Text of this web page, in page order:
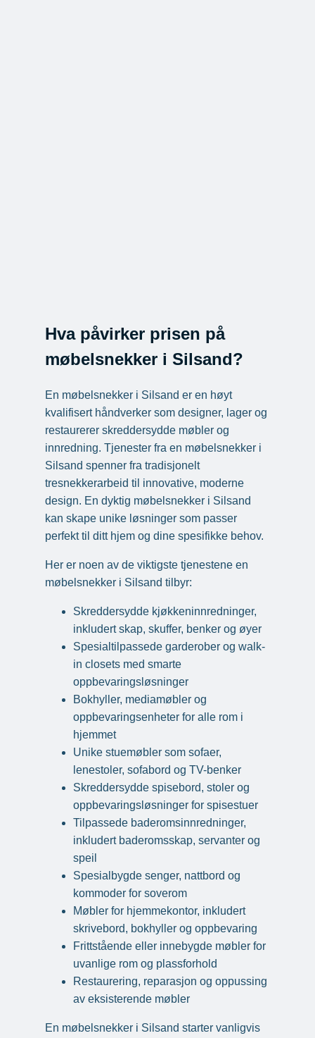
Hva påvirker prisen på
møbelsnekker i Silsand?
En møbelsnekker i Silsand er en høyt
kvalifisert håndverker som designer, lager og
restaurerer skreddersydde møbler og
innredning. Tjenester fra en møbelsnekker i
Silsand spenner fra tradisjonelt
tresnekkerarbeid til innovative, moderne
design. En dyktig møbelsnekker i Silsand
kan skape unike løsninger som passer
perfekt til ditt hjem og dine spesifikke behov.
Her er noen av de viktigste tjenestene en
møbelsnekker i Silsand tilbyr:
Skreddersydde kjøkkeninnredninger,
inkludert skap, skuffer, benker og øyer
Spesialtilpassede garderober og walk-
in closets med smarte
oppbevaringsløsninger
Bokhyller, mediamøbler og
oppbevaringsenheter for alle rom i
hjemmet
Unike stuemøbler som sofaer,
lenestoler, sofabord og TV-benker
Skreddersydde spisebord, stoler og
oppbevaringsløsninger for spisestuer
Tilpassede baderomsinnredninger,
inkludert baderomsskap, servanter og
speil
Spesialbygde senger, nattbord og
kommoder for soverom
Møbler for hjemmekontor, inkludert
skrivebord, bokhyller og oppbevaring
Frittstående eller innebygde møbler for
uvanlige rom og plassforhold
Restaurering, reparasjon og oppussing
av eksisterende møbler
En møbelsnekker i Silsand starter vanligvis